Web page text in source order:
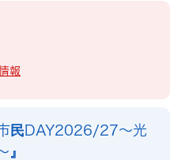
報
民DAY2026/27～光
』